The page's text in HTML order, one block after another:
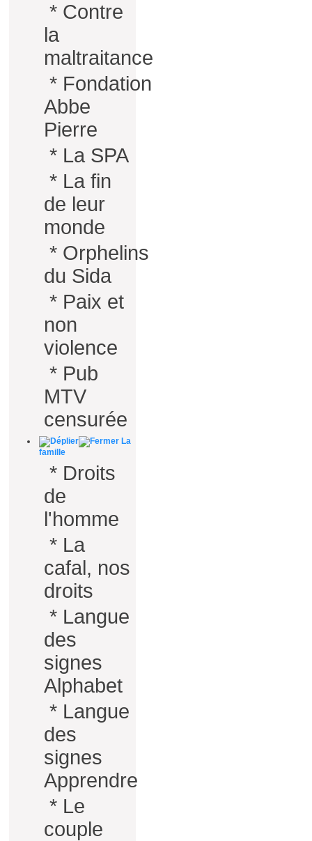
* Contre
la
maltraitance
* Fondation
Abbe
Pierre
* La SPA
* La fin
de leur
monde
* Orphelins
du Sida
* Paix et
non
violence
* Pub
MTV
censurée
La
famille
* Droits
de
l'homme
* La
cafal, nos
droits
* Langue
des
signes
Alphabet
* Langue
des
signes
Apprendre
* Le
couple